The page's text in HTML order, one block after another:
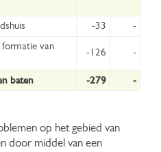
-33
-
formatie van
-126 -
baten -279 -
op het gebied van
door middel van een